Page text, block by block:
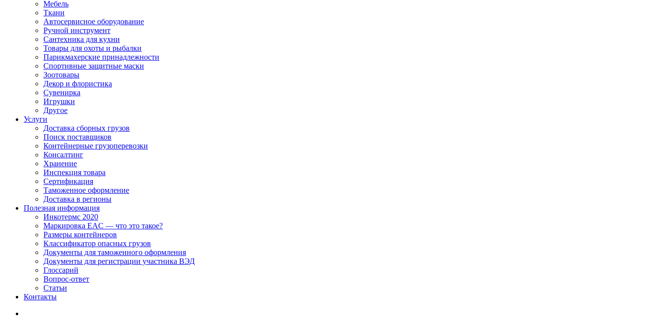
Мебель
Ткани
Автосервисное оборудование
Ручной инструмент
Сантехника для кухни
Товары для охоты и рыбалки
Парикмахерские принадлежности
Спортивные защитные маски
Зоотовары
Декор и флористика
Сувенирка
Игрушки
Другое
Услуги
Доставка сборных грузов
Поиск поставщиков
Контейнерные грузоперевозки
Консалтинг
Хранение
Инспекция товара
Сертификация
Таможенное оформление
Доставка в регионы
Полезная информация
Инкотермс 2020
Маркировка EAC — что это такое?
Размеры контейнеров
Классификатор опасных грузов
Документы для таможенного оформления
Документы для регистрации участника ВЭД
Глоссарий
Вопрос-ответ
Статьи
Контакты